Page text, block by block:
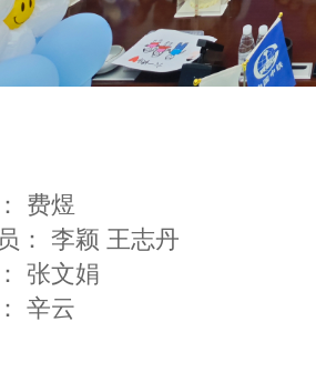
费煜
： 李颖 王志丹
张文娟